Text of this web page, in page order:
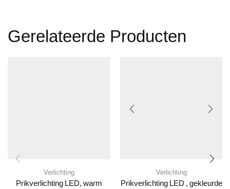
Gerelateerde Producten
Verlichting
Prikverlichting LED, warm
Verlichting
Prikverlichting LED , gekleurde